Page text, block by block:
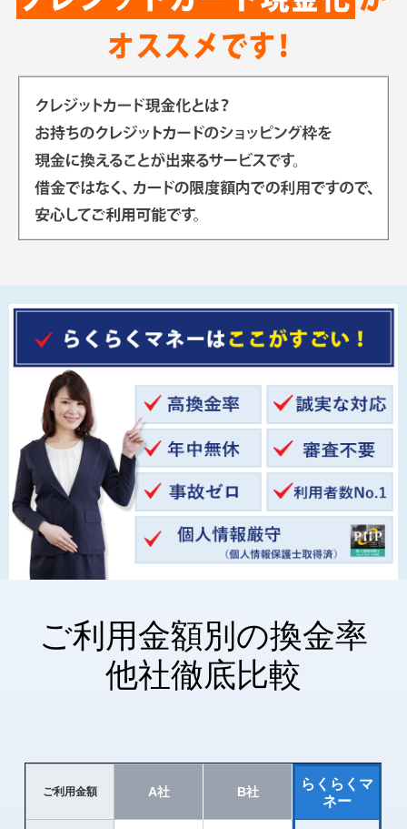
ご利用金額別の換金率
他社徹底比較
ご利用金額 A社 B社
らくらくマ
ネー